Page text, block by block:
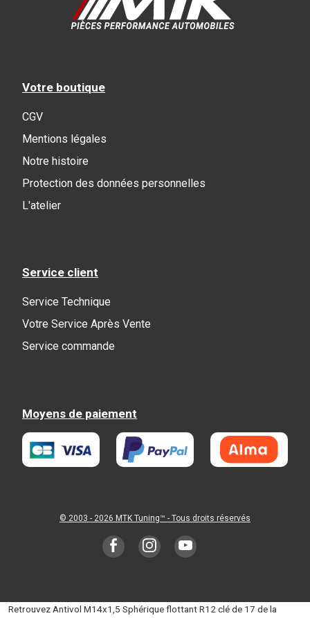
Votre boutique
CGV
Mentions légales
Notre histoire
Protection des données personnelles
L'atelier
Service client
Service Technique
Votre Service Après Vente
Service commande
Moyens de paiement
© 2003 - 2026 MTK Tuning™ - Tous droits réservés
Retrouvez Antivol M14x1,5 Sphérique flottant R12 clé de 17 de la